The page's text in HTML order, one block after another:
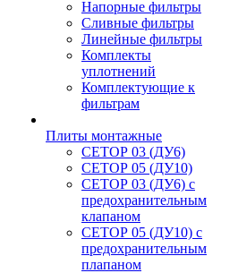
Напорные фильтры
Сливные фильтры
Линейные фильтры
Комплекты
уплотнений
Комплектующие к
фильтрам
Плиты монтажные
CЕТОР 03 (ДУ6)
CЕТОР 05 (ДУ10)
CЕТОР 03 (ДУ6) с
предохранительным
клапаном
CЕТОР 05 (ДУ10) с
предохранительным
плапаном